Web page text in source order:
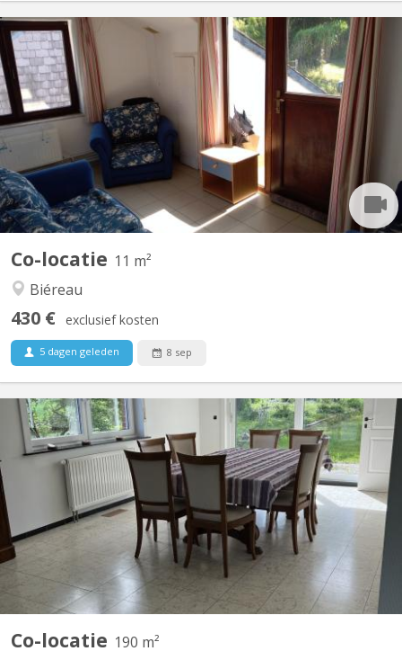
Co-locatie 11 m²
Biéreau
430 € exclusief kosten
5 dagen geleden 8 sep
KV 1617
Vidéo disponible ici ! Agréable maison communautaire de 6
étudiant(e)s, située à Vieusart, juste en périphérie de Louvain-la-
Neuve Domiciliation possible. Non-fumeur. Wifi gratuit. Quartier
vert et calme : 32 rue de Mèves, 1325 Corroy-le-Grand. A
partager : cuisine équipée (4 taques...
Co-locatie 190 m²
KV 2122
Luxe gedeeld appartement van 200 m² in Vieusart • 200 m² lichte,
volledig uitgeruste ruimte • Grote tuin op het zuiden + terras • 3
ruime slaapkamers van 18 m² • Rustige buurt in de buurt van
Louvain-la-Neuve • Parkeerplaatsen voor het huis 3 kamers
beschikbaar 18 m² Elke kamer is...